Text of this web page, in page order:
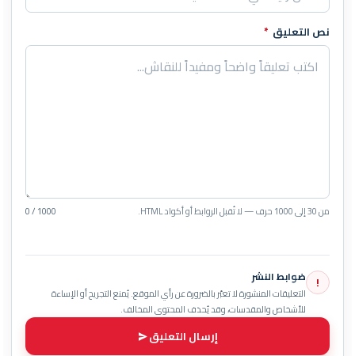
نص التعليق *
من 30 إلى 1000 حرف — لا تُقبل الروابط أو أكواد HTML. 0 / 1000
! ضوابط النشر
التعليقات المنشورة لا تعبّر بالضرورة عن رأي الموقع. يُمنع التجريح أو الإساءة
للأشخاص والمقدسات، وقد يُحذف المحتوى المخالف.
إرسال التعليق